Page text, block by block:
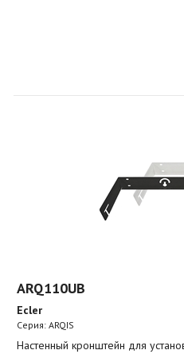
ARQ110UB
Ecler
Серия: ARQIS
Настенный кронштейн для